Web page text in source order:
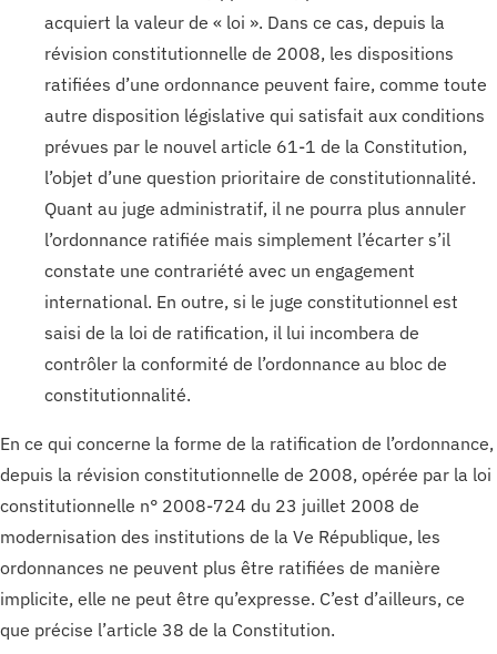
acquiert la valeur de « loi ». Dans ce cas, depuis la
révision constitutionnelle de 2008, les dispositions
ratifiées d’une ordonnance peuvent faire, comme toute
autre disposition législative qui satisfait aux conditions
prévues par le nouvel article 61-1 de la Constitution,
l’objet d’une question prioritaire de constitutionnalité.
Quant au juge administratif, il ne pourra plus annuler
l’ordonnance ratifiée mais simplement l’écarter s’il
constate une contrariété avec un engagement
international. En outre, si le juge constitutionnel est
saisi de la loi de ratification, il lui incombera de
contrôler la conformité de l’ordonnance au bloc de
constitutionnalité.
En ce qui concerne la forme de la ratification de l’ordonnance,
depuis la révision constitutionnelle de 2008, opérée par la loi
constitutionnelle n° 2008-724 du 23 juillet 2008 de
modernisation des institutions de la Ve République, les
ordonnances ne peuvent plus être ratifiées de manière
implicite, elle ne peut être qu’expresse. C’est d’ailleurs, ce
que précise l’article 38 de la Constitution.